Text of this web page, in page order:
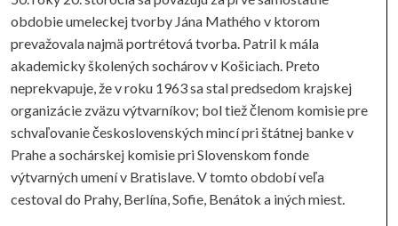
obdobie umeleckej tvorby Jána Mathého v ktorom
prevažovala najmä portrétová tvorba. Patril k mála
akademicky školených sochárov v Košiciach. Preto
neprekvapuje, že v roku 1963 sa stal predsedom krajskej
organizácie zväzu výtvarníkov; bol tiež členom komisie pre
schvaľovanie československých mincí pri štátnej banke v
Prahe a sochárskej komisie pri Slovenskom fonde
výtvarných umení v Bratislave. V tomto období veľa
cestoval do Prahy, Berlína, Sofie, Benátok a iných miest.